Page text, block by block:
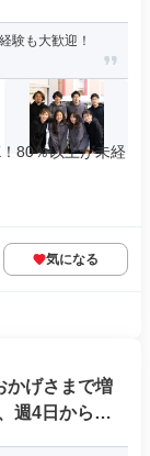
験も大歓迎！
80％以上が未経
気になる
かげさまで増
週4日からの
ョンです